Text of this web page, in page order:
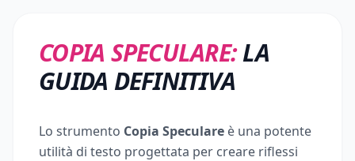
COPIA SPECULARE:LA
GUIDA DEFINITIVA
Lo strumento Copia Speculare è una potente
utilità di testo progettata per creare riflessi